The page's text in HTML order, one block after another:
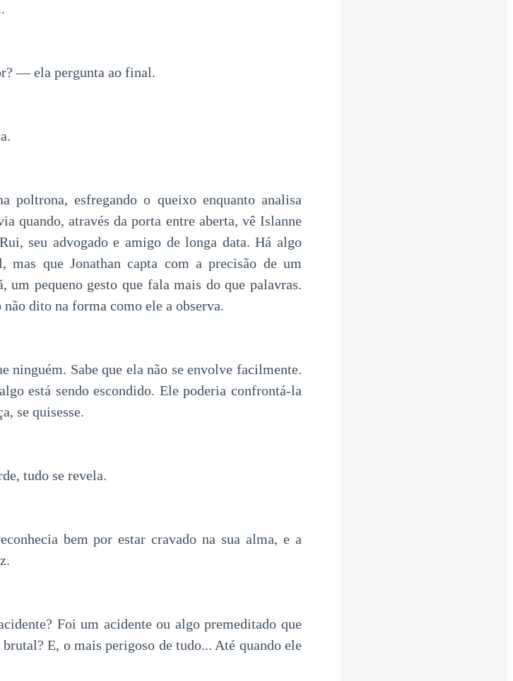
— ela pergunta ao final.
poltrona, esfregando o queixo enquanto analisa
quando, através da porta entre aberta, vê Islanne
seu advogado e amigo de longa data. Há algo
que Jonathan capta com a precisão de um
pequeno gesto que fala mais do que palavras.
dito na forma como ele a observa.
ninguém. Sabe que ela não se envolve facilmente.
está sendo escondido. Ele poderia confrontá-la
se quisesse.
tudo se revela.
bem por estar cravado na sua alma, e a
Foi um acidente ou algo premeditado que
E, o mais perigoso de tudo... Até quando ele